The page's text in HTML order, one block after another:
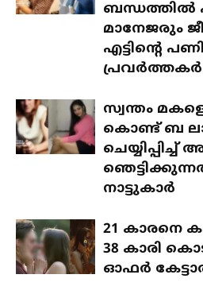
ബന്ധത്തിൽ
മാനേജരും
എട്ടിന്റെ
പ്രവർത്തകർ
സ്വന്തം
കൊണ്ട് ബ
നാട്ടുകാർ
21 കാരനെ
38 കാരി
ഓഫർ